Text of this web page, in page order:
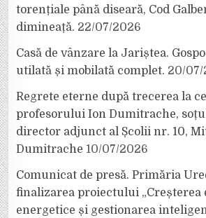
torențiale până diseară, Cod
dimineață. 22/07/2026
Casă de vânzare la Jariștea.
utilată și mobilată complet. 20/07/
Regrete eterne după trecerea la
profesorului Ion Dumitrache,
director adjunct al Școlii nr. 10,
Dumitrache 10/07/2026
Comunicat de presă. Primăria
finalizarea proiectului „Creșterea
energetice și gestionarea